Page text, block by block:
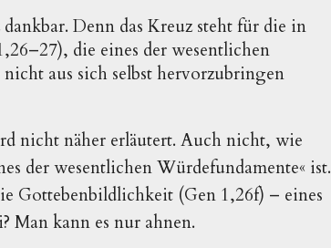
Denn das Kreuz steht für die in
die eines der wesentlichen
aus sich selbst hervorzubringen
nicht näher erläutert. Auch nicht, wie
der wesentlichen Würdefundamente« ist.
Gottebenbildlichkeit (Gen 1,26f) – eines
Man kann es nur ahnen.